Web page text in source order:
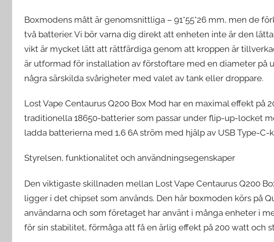
Boxmodens mått är genomsnittliga – 91*55*26 mm, men de
två batterier. Vi bör varna dig direkt att enheten inte är den
vikt är mycket lätt att rättfärdiga genom att kroppen är
är utformad för installation av förstoftare med en diameter på
några särskilda svårigheter med valet av tank eller droppare.
Lost Vape Centaurus Q200 Box Mod har en maximal effekt på
traditionella 18650-batterier som passar under flip-up-locket
ladda batterierna med 1,6 6A ström med hjälp av USB Type-
Styrelsen, funktionalitet och användningsegenskaper
Den viktigaste skillnaden mellan Lost Vape Centaurus Q200
ligger i det chipset som används. Den här boxmoden körs på
användarna och som företaget har använt i många enheter i
för sin stabilitet, förmåga att få en ärlig effekt på 200 watt och